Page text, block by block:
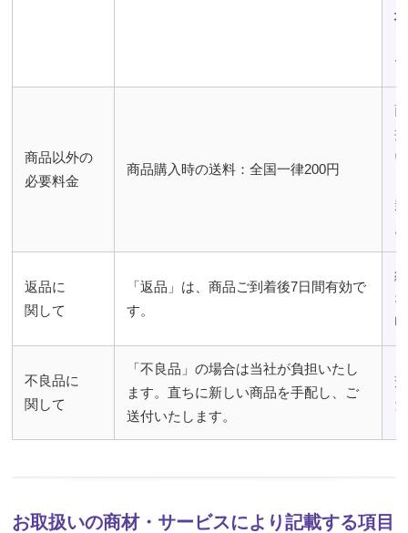
商品以外の
必要料金
商品購入時の送料：全国一律200円
返品に
関して
「返品」は、商品ご到着後7日間有効で
す。
不良品に
関して
「不良品」の場合は当社が負担いたし
ます。直ちに新しい商品を手配し、ご
送付いたします。
お取扱いの商材・サービスにより記載する項目